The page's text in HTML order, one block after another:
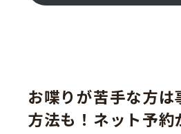
お喋りが苦手な方は
方法も！ネット予約